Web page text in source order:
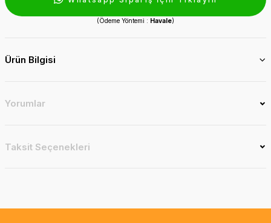
(Ödeme Yöntemi : Havale)
Ürün Bilgisi
Yorumlar
Taksit Seçenekleri